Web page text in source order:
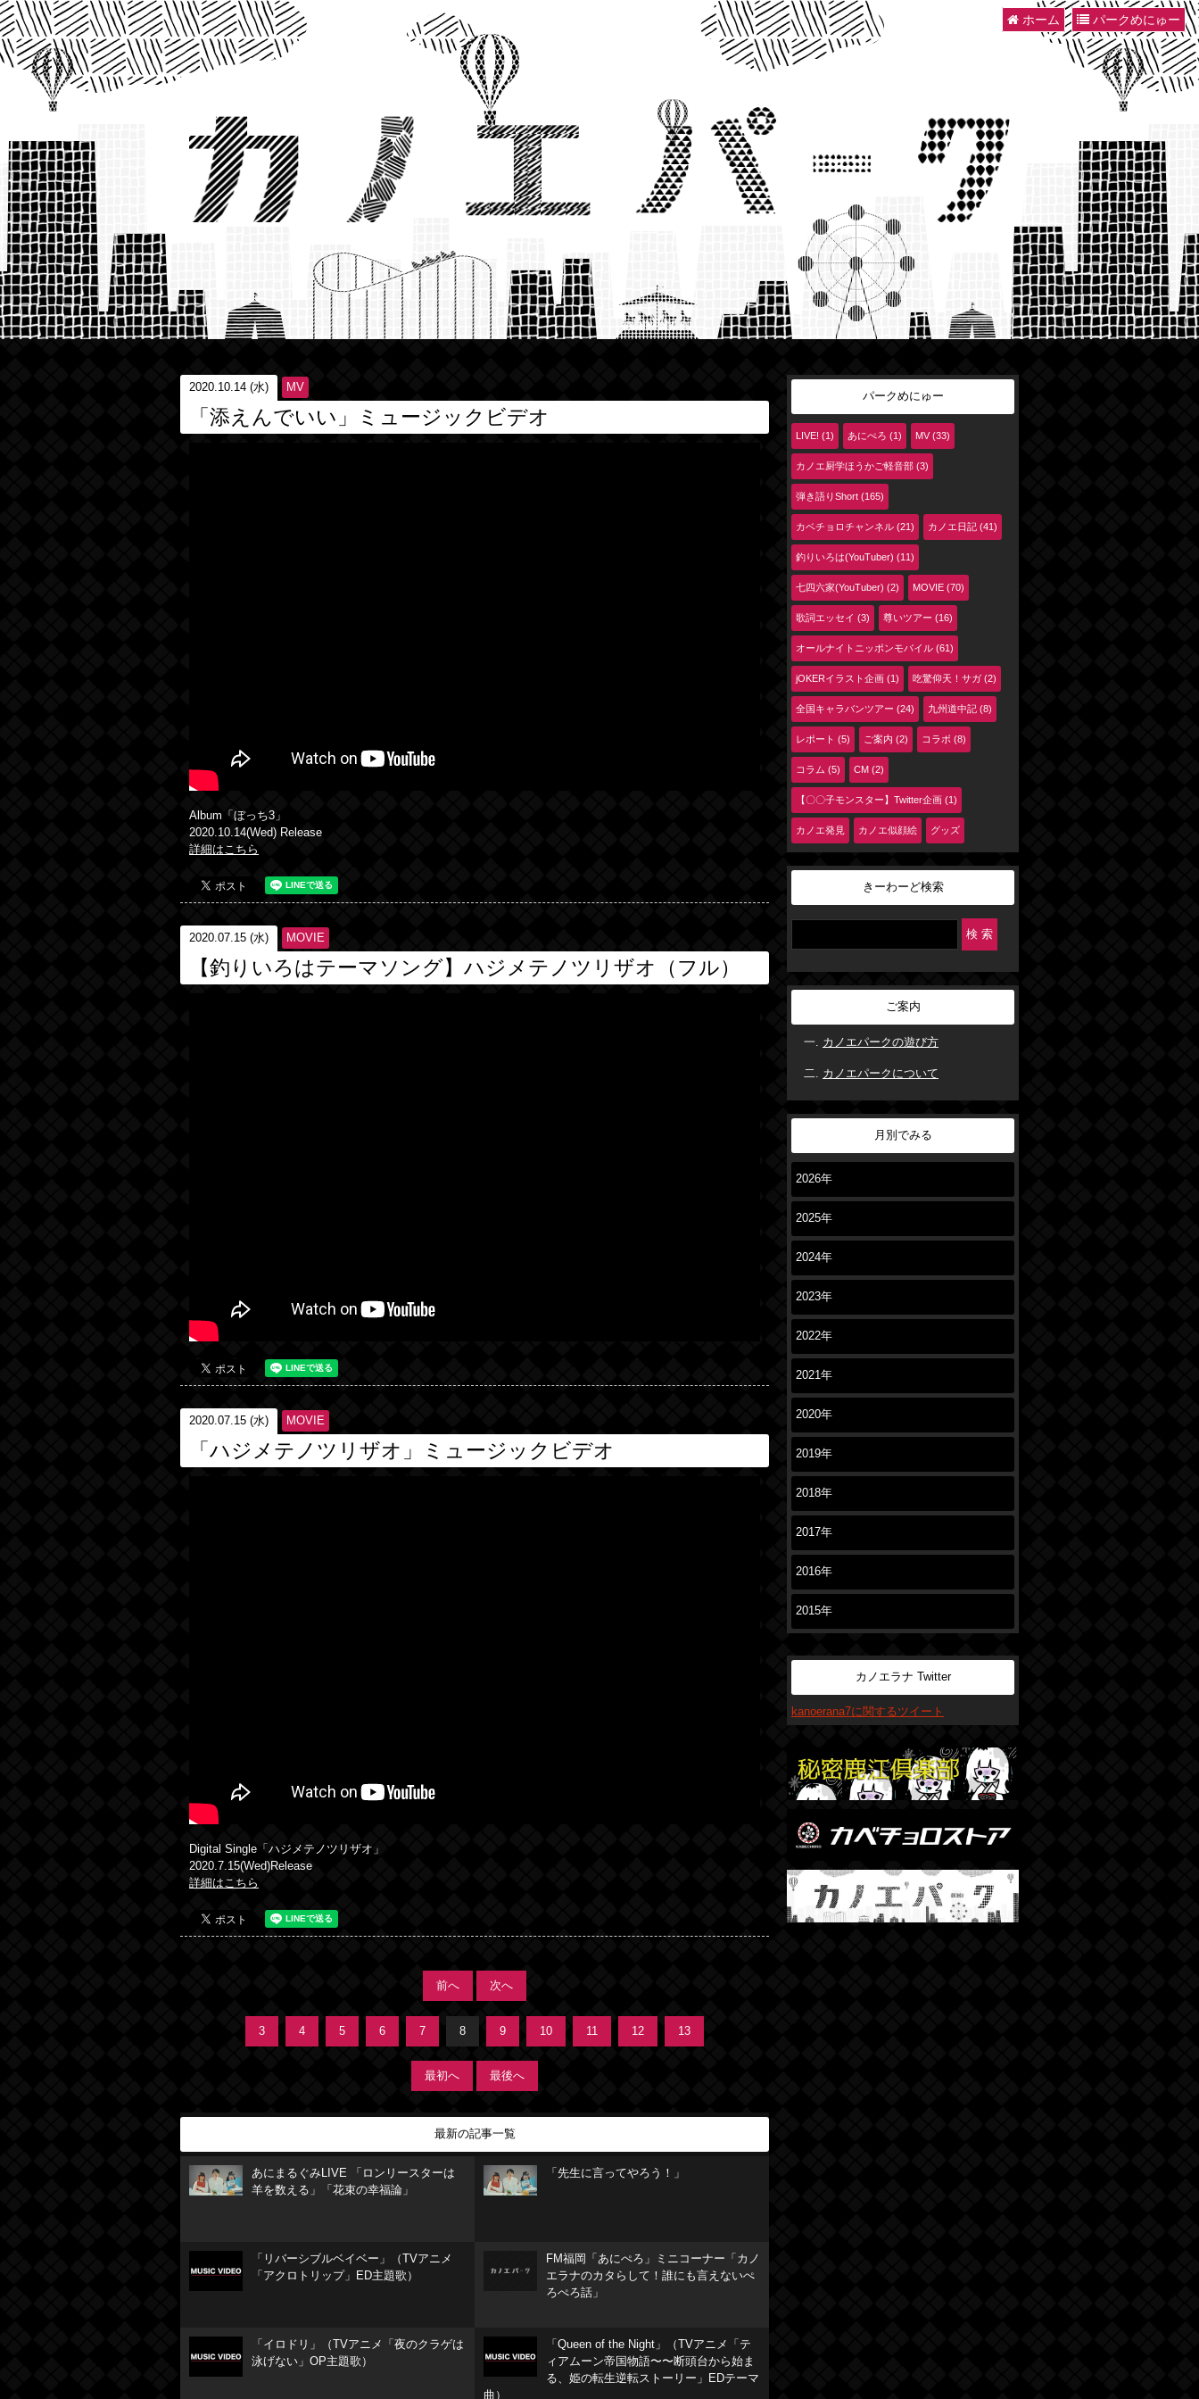
ホーム パークめにゅー
2020.10.14 (水) MV
「添えんでいい」ミュージックビデオ
Album「ぼっち3」
2020.10.14(Wed) Release
詳細はこちら
2020.07.15 (水) MOVIE
【釣りいろはテーマソング】ハジメテノツリザオ（フル）
2020.07.15 (水) MOVIE
「ハジメテノツリザオ」ミュージックビデオ
Digital Single「ハジメテノツリザオ」
2020.7.15(Wed)Release
詳細はこちら
前へ 次へ
3 4 5 6 7 8 9 10 11 12 13
最初へ 最後へ
最新の記事一覧
あにまるぐみLIVE 「ロンリースターは
羊を数える」「花束の幸福論」
「先生に言ってやろう！」
「リバーシブルベイベー」（TVアニメ
「アクロトリップ」ED主題歌）
FM福岡「あにぺろ」ミニコーナー「カノ
エラナのカタらして！誰にも言えないぺ
ろぺろ話」
「イロドリ」（TVアニメ「夜のクラゲは
泳げない」OP主題歌）
「Queen of the Night」（TVアニメ「テ
ィアムーン帝国物語〜〜断頭台から始ま
る、姫の転生逆転ストーリー」EDテーマ
曲）
パークめにゅー
LIVE! (1) あにぺろ (1) MV (33)
カノエ厨学ほうかご軽音部 (3)
弾き語りShort (165)
カベチョロチャンネル (21) カノエ日記 (41)
釣りいろは(YouTuber) (11)
七四六家(YouTuber) (2) MOVIE (70)
歌詞エッセイ (3) 尊いツアー (16)
オールナイトニッポンモバイル (61)
jOKERイラスト企画 (1) 吃驚仰天！サガ (2)
全国キャラバンツアー (24) 九州道中記 (8)
レポート (5) ご案内 (2) コラボ (8)
コラム (5) CM (2)
【〇〇子モンスター】Twitter企画 (1)
カノエ発見 カノエ似顔絵 グッズ
きーわーど検索
ご案内
カノエパークの遊び方
カノエパークについて
月別でみる
2026年
2025年
2024年
2023年
2022年
2021年
2020年
2019年
2018年
2017年
2016年
2015年
カノエラナ Twitter
kanoerana7に関するツイート